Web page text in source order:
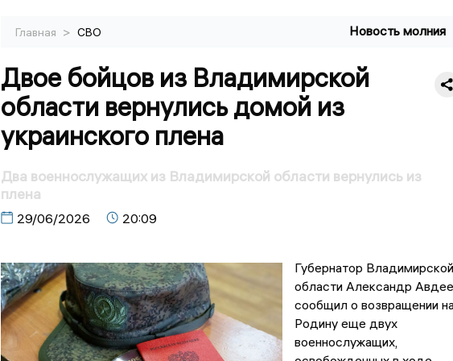
Главная > СВО Новость молния
Двое бойцов из Владимирской
области вернулись домой из
украинского плена
Два военнослужащих из Владимирской области вернулись из
плена
29/06/2026 20:09
Губернатор Владимирской
области Александр
сообщил о возвращении
Родину еще двух
военнослужащих,